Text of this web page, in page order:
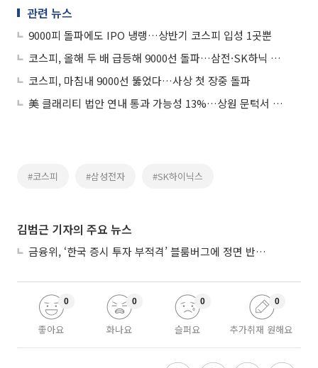
관련 뉴스
9000피 돌파에도 IPO 냉랭…상반기 코스피 입성 1곳뿐
코스피, 올해 두 배 급등해 9000선 돌파…삼전·SK하닉 외 시총 상위 대격변
코스피, 마침내 9000선 뚫었다…사상 첫 장중 돌파
美 클래리티 법안 연내 통과 가능성 13%…상원 문턱서 제동
#코스피 #삼성전자 #SK하이닉스
김범근 기자의 주요 뉴스
금융위, ‘한국 증시 투자 부적격’ 블룸버그에 정면 반박…“근거 불분명”
좋아요
0
화나요
0
슬퍼요
0
추가취재 원해요
0